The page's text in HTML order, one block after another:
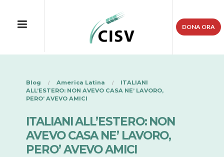
DONA ORA
Blog America Latina
ITALIANI
ALL’ESTERO: NON AVEVO CASA NE’ LAVORO,
PERO’ AVEVO AMICI
ITALIANI ALL’ESTERO: NON
AVEVO CASA NE’ LAVORO,
PERO’ AVEVO AMICI